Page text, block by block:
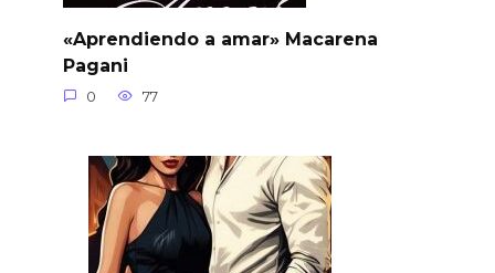
«Aprendiendo a amar» Macarena
Pagani
0 77